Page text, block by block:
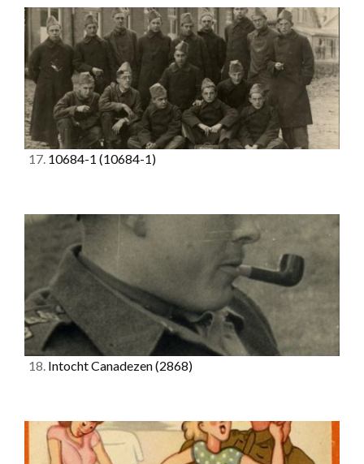
17. 10684-1 (10684-1)
18. Intocht Canadezen(2868)